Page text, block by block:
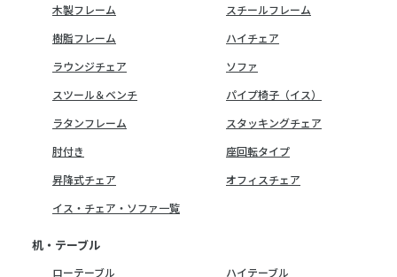
木製フレーム
スチールフレーム
樹脂フレーム
ハイチェア
ラウンジチェア
ソファ
スツール＆ベンチ
パイプ椅子（イス）
ラタンフレーム
スタッキングチェア
肘付き
座回転タイプ
昇降式チェア
オフィスチェア
イス・チェア・ソファ一覧
机・テーブル
ローテーブル
ハイテーブル